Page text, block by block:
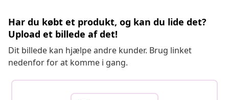
Har du købt et produkt, og kan du lide det?
Upload et billede af det!
Dit billede kan hjælpe andre kunder. Brug linket
nedenfor for at komme i gang.